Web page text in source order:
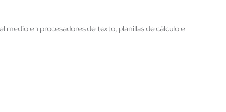
en procesadores de texto, planillas de cálculo e